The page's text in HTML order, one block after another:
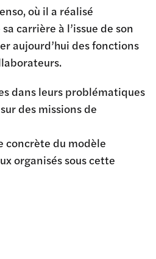
où il a réalisé
carrière à l’issue de son
aujourd’hui des fonctions
dans leurs problématiques
des missions de
concrète du modèle
organisés sous cette